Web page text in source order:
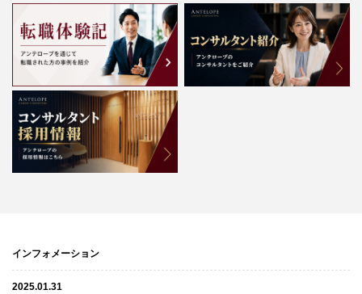
インフォメーション
2025.01.31